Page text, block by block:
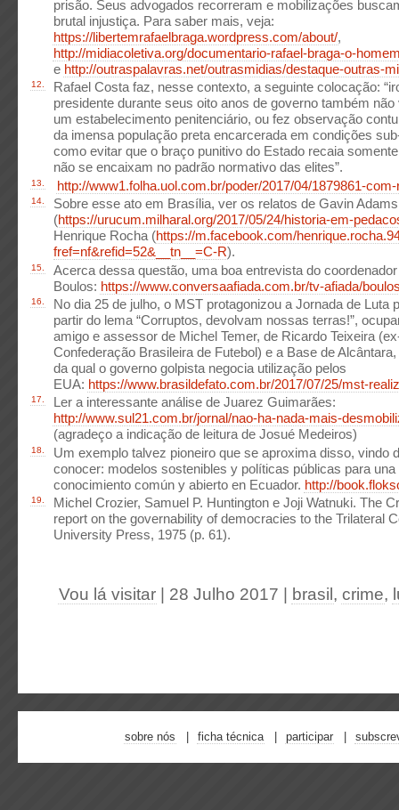
prisão. Seus advogados recorreram e mobilizações
brutal injustiça. Para saber mais, veja:
https://libertemrafaelbraga.wordpress.com/about/,
http://midiacoletiva.org/documentario-rafael-braga-o-
e http://outraspalavras.net/outrasmidias/destaque-outras-
12.
Rafael Costa faz, nesse contexto, a seguinte colocação:
presidente durante seus oito anos de governo também
um estabelecimento penitenciário, ou fez observação
da imensa população preta encarcerada em condições
como evitar que o braço punitivo do Estado recaia
não se encaixam no padrão normativo das elites”.
13. http://www1.folha.uol.com.br/poder/2017/04/1879861-
14.
Sobre esse ato em Brasília, ver os relatos de Gavin Adams
(https://urucum.milharal.org/2017/05/24/historia-em-
Henrique Rocha (https://m.facebook.com/
fref=nf&refid=52&__tn__=C-R).
15.
Acerca dessa questão, uma boa entrevista do
Boulos: https://www.conversaafiada.com.br/tv-afiada/
16.
No dia 25 de julho, o MST protagonizou a Jornada de Luta
partir do lema “Corruptos, devolvam nossas terras!”,
amigo e assessor de Michel Temer, de Ricardo Teixeira
Confederação Brasileira de Futebol) e a Base de
da qual o governo golpista negocia utilização pelos
EUA: https://www.brasildefato.com.br/2017/07/25/mst-
17.
Ler a interessante análise de Juarez Guimarães:
http://www.sul21.com.br/jornal/nao-ha-nada-mais-
(agradeço a indicação de leitura de Josué Medeiros)
18.
Um exemplo talvez pioneiro que se aproxima disso, vindo
conocer: modelos sostenibles y políticas públicas para
conocimiento común y abierto en Ecuador. http://
19.
Michel Crozier, Samuel P. Huntington e Joji Watnuki. The
report on the governability of democracies to the Trilateral
University Press, 1975 (p. 61).
Vou lá visitar | 28 Julho 2017 brasil , crime,
sobre nós ficha técnica participar